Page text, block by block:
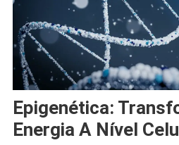
Epigenética:
Energia A Nível